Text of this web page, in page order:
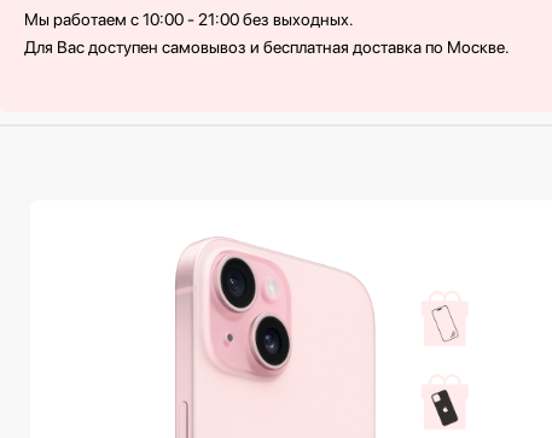
Мы работаем с 10:00 - 21:00 без выходных.
Для Вас доступен самовывоз и бесплатная доставка по Москве.